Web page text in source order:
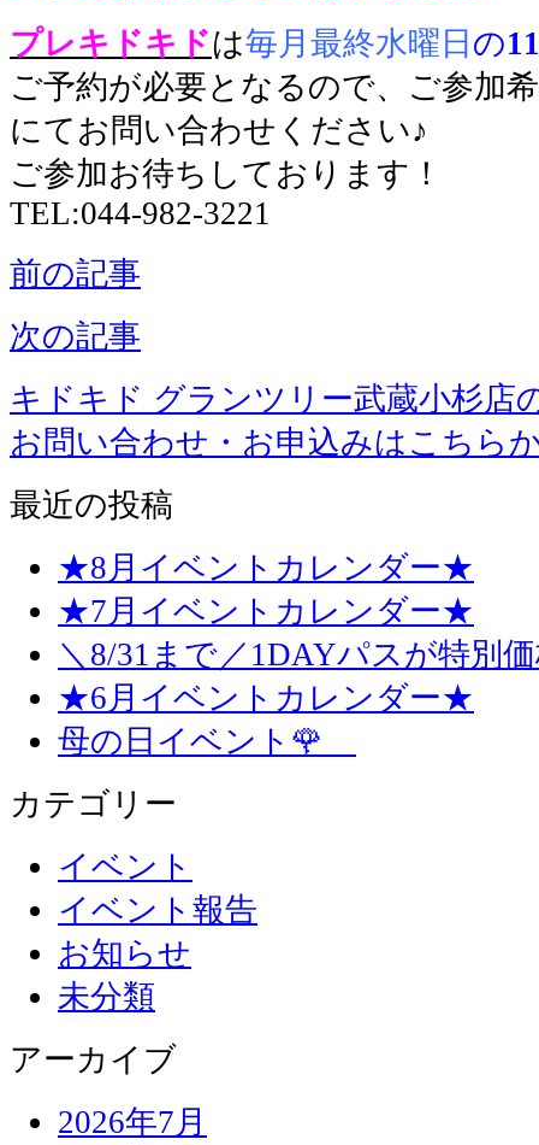
プレキドキドは毎月最終水曜日 の
ご予約が必要となるので、ご参加
にてお問い合わせください♪
ご参加お待ちしております！
TEL:044-982-3221
前の記事
次の記事
キドキド グランツリー武蔵小杉店
お問い合わせ・お申込みはこちら
最近の投稿
★8月イベントカレンダー★
★7月イベントカレンダー★
＼8/31まで／1DAYパスが特別
★6月イベントカレンダー★
母の日イベント🌹
カテゴリー
イベント
イベント報告
お知らせ
未分類
アーカイブ
2026年7月